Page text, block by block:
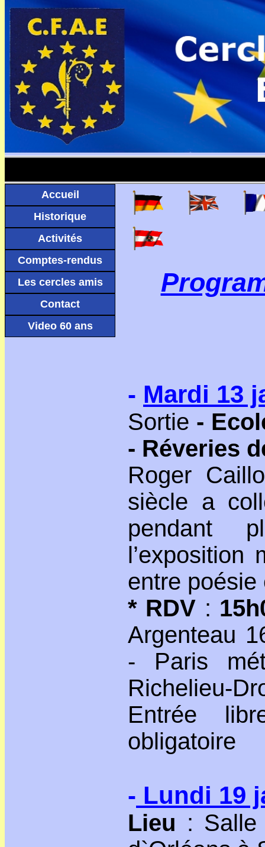
Accueil
Historique
Activités
Comptes-rendus
Les cercles amis
Contact
Video 60 ans
- Mardi 13
Sortie -
- Réveries
Roger
siècle a
pendant
l’exposition
entre poésie
* RDV :
Argenteau
- Paris
Richelieu-
Entrée
obligatoire
- Lundi 19
Lieu :